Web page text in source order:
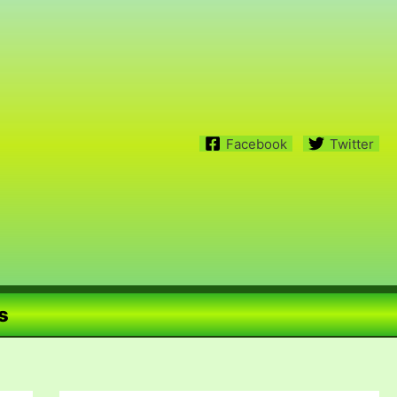
Facebook Twitter